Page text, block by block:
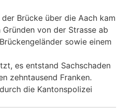
Brücke über die Aach kam
von der Strasse ab
sowie einem
es entstand Sachschaden
zehntausend Franken.
die Kantonspolizei